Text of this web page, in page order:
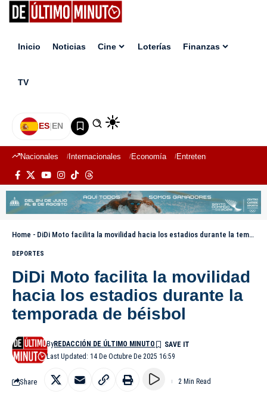
Inicio Noticias Cine Loterías Finanzas
TV
ES|EN
Nacionales Internacionales Economía Entretenimiento
Home - DiDi Moto facilita la movilidad hacia los estadios durante la temporada de béisbol
DEPORTES
DiDi Moto facilita la movilidad
hacia los estadios durante la
temporada de béisbol
Last Updated: 14 De Octubre De 2025 16:59
ByREDACCIÓN DE ÚLTIMO MINUTO
Share 2 Min Read